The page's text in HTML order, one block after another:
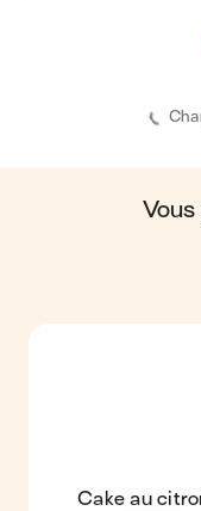
Les valeurs sont
ou des questions
en moyenne, une
glucides ; 10 g de
Cake au